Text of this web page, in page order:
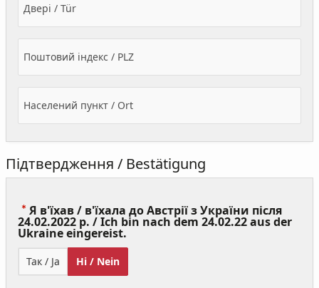
Двері / Tür
Поштовий індекс / PLZ
Населений пункт / Ort
Підтвердження / Bestätigung
Я в'їхав / в'їхала до Австрії з України після
24.02.2022 р. / Ich bin nach dem 24.02.22 aus der
Ukraine eingereist.
Required)
Так / Ja Ні / Nein